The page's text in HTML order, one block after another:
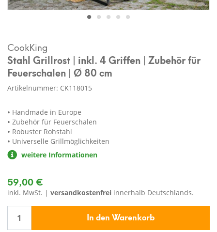
CookKing
Stahl Grillrost | inkl. 4 Griffen | Zubehör für
Feuerschalen | Ø 80 cm
Artikelnummer: CK118015
Handmade in Europe
Zubehör für Feuerschalen
Robuster Rohstahl
Universelle Grillmöglichkeiten
weitere Informationen
59,00 €
inkl. MwSt. | versandkostenfrei innerhalb Deutschlands.
In den Warenkorb